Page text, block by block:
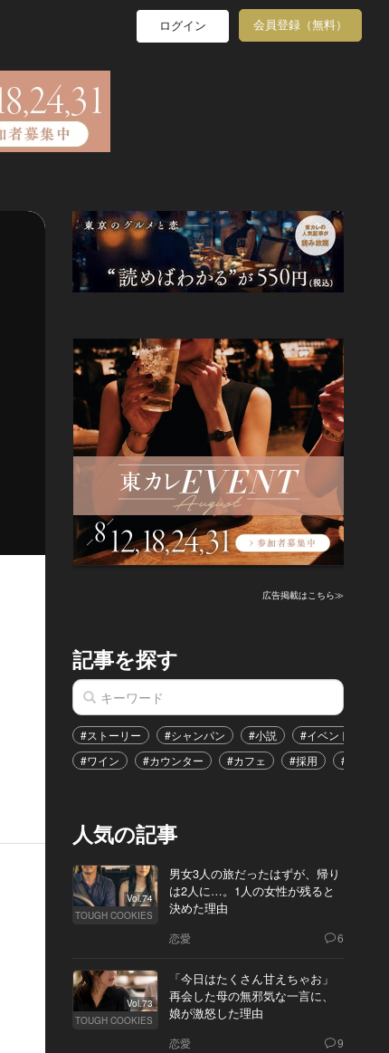
ログイン 会員登録（無料）
広告掲載はこちら≫
記事を探す
#ストーリー #シャンパン #小説 #イベント
#ワイン
#カウンター #カフェ #採用 #恋愛
人気の記事
Vol.74
TOUGH COOKIES
男女3人の旅だったはずが、帰り
は2人に…。1人の女性が残ると
決めた理由
恋愛 6
Vol.73
TOUGH COOKIES
「今日はたくさん甘えちゃお」
再会した母の無邪気な一言に、
娘が激怒した理由
恋愛 9